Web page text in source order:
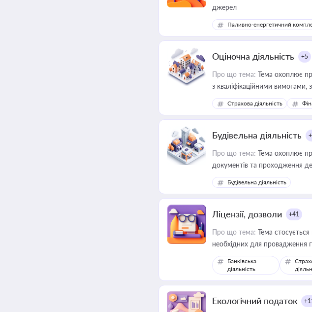
джерел
Паливно-енергетичний
Оціночна діяльність +5
Про що тема: Тема охоплює
з кваліфікаційними вимогами,
медійних змін у цій сфері
приватизації, оренди
Страхова діяльність
Будівельна діяльність
Про що тема: Тема охоплює
документів та проходження
Будівельна діяльність
Ліцензії, дозволи +41
Про що тема: Тема
необхідних для провадження
Банківська
діяльність
Екологічний податок